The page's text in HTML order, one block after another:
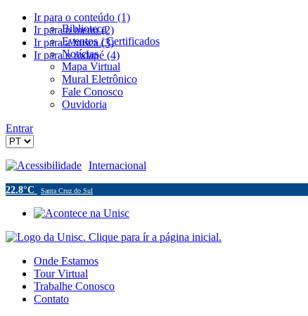
Ir para o conteúdo (1)
Ir para o menu (2)
Ir para a busca (3)
Ir para o rodapé (4)
Biblioteca
Eventos / Certificados
Notícias
Mapa Virtual
Mural Eletrônico
Fale Conosco
Ouvidoria
Entrar
Acessibilidade Internacional
22.8°C Santa Cruz do Sul
Onde Estamos
Tour Virtual
Trabalhe Conosco
Contato